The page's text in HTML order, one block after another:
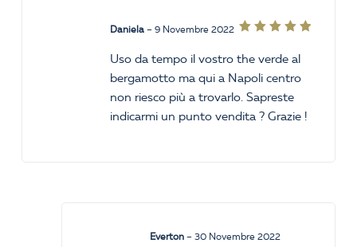
5 su 5
Daniela – 9 Novembre 2022
Uso da tempo il vostro the verde al
bergamotto ma qui a Napoli centro
non riesco più a trovarlo. Sapreste
indicarmi un punto vendita ? Grazie !
Everton – 30 Novembre 2022